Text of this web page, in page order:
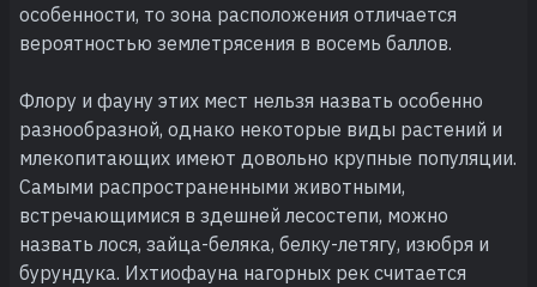
особенности, то зона расположения отличается
вероятностью землетрясения в восемь баллов.
Флору и фауну этих мест нельзя назвать особенно
разнообразной, однако некоторые виды растений и
млекопитающих имеют довольно крупные популяции.
Самыми распространенными животными,
встречающимися в здешней лесостепи, можно
назвать лося, зайца-беляка, белку-летягу, изюбря и
бурундука. Ихтиофауна нагорных рек считается